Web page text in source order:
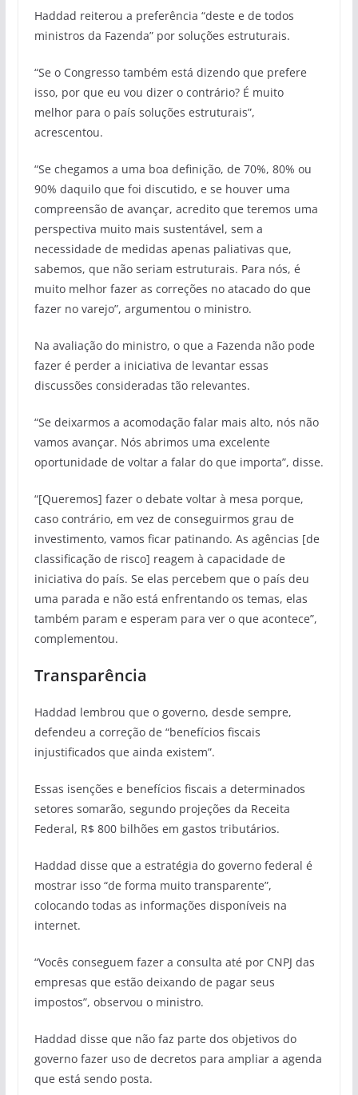
Haddad reiterou a preferência “deste e de todos
ministros da Fazenda” por soluções estruturais.
“Se o Congresso também está dizendo que prefere
isso, por que eu vou dizer o contrário? É muito
melhor para o país soluções estruturais”,
acrescentou.
“Se chegamos a uma boa definição, de 70%, 80% ou
90% daquilo que foi discutido, e se houver uma
compreensão de avançar, acredito que teremos uma
perspectiva muito mais sustentável, sem a
necessidade de medidas apenas paliativas que,
sabemos, que não seriam estruturais. Para nós, é
muito melhor fazer as correções no atacado do que
fazer no varejo”, argumentou o ministro.
Na avaliação do ministro, o que a Fazenda não pode
fazer é perder a iniciativa de levantar essas
discussões consideradas tão relevantes.
“Se deixarmos a acomodação falar mais alto, nós não
vamos avançar. Nós abrimos uma excelente
oportunidade de voltar a falar do que importa”, disse.
“[Queremos] fazer o debate voltar à mesa porque,
caso contrário, em vez de conseguirmos grau de
investimento, vamos ficar patinando. As agências [de
classificação de risco] reagem à capacidade de
iniciativa do país. Se elas percebem que o país deu
uma parada e não está enfrentando os temas, elas
também param e esperam para ver o que acontece”,
complementou.
Transparência
Haddad lembrou que o governo, desde sempre,
defendeu a correção de “benefícios fiscais
injustificados que ainda existem”.
Essas isenções e benefícios fiscais a determinados
setores somarão, segundo projeções da Receita
Federal, R$ 800 bilhões em gastos tributários.
Haddad disse que a estratégia do governo federal é
mostrar isso “de forma muito transparente”,
colocando todas as informações disponíveis na
internet.
“Vocês conseguem fazer a consulta até por CNPJ das
empresas que estão deixando de pagar seus
impostos”, observou o ministro.
Haddad disse que não faz parte dos objetivos do
governo fazer uso de decretos para ampliar a agenda
que está sendo posta.